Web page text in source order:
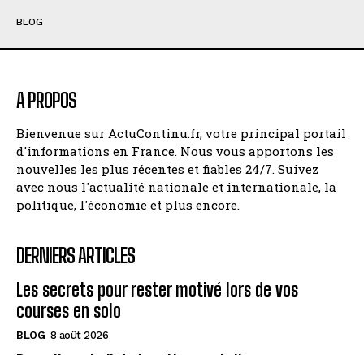
BLOG
A PROPOS
Bienvenue sur ActuContinu.fr, votre principal portail
d'informations en France. Nous vous apportons les
nouvelles les plus récentes et fiables 24/7. Suivez
avec nous l'actualité nationale et internationale, la
politique, l'économie et plus encore.
DERNIERS ARTICLES
Les secrets pour rester motivé lors de vos
courses en solo
BLOG 8 août 2026